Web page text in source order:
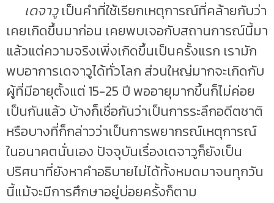
เดจาวูเป็นคำที่ใช้เรียกเหตุการณ์ที่คล้ายกับว่า
เคยเกิดขึ้นมาก่อน เคยพบเจอกับสถานการณ์นี้มา
แล้วแต่ความจริงเพิ่งเกิดขึ้นเป็นครั้งแรก เรามัก
พบอาการเดจาวูได้ทั่วโลก ส่วนใหญ่มากจะเกิดกับ
ผู้ที่มีอายุตั้งแต่ 15-25 ปี พออายุมากขึ้นก็ไม่ค่อย
เป็นกันแล้ว บ้างก็เชื่อกันว่าเป็นการระลึกอดีตชาติ
หรือบางที่ก็กล่าวว่าเป็นการพยากรณ์เหตุการณ์
ในอนาคตนั่นเอง ปัจจุบันเรื่องเดจาวูก็ยังเป็น
ปริศนาที่ยังหาคำอธิบายไม่ได้ทั้งหมดมาจนทุกวัน
นี้แม้จะมีการศึกษาอยู่บ่อยครั้งก็ตาม